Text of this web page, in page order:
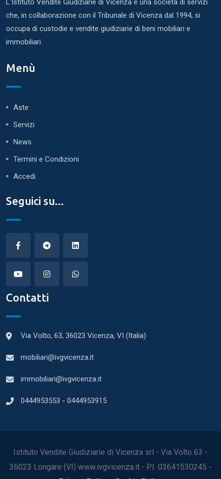
che, in collaborazione con il Tribunale di Vicenza dal 1994, si
occupa di custodie e vendite giudiziarie di beni mobiliari e
immobiliari.
Menù
Aste
Servizi
News
Termini e Condizioni
Accedi
Seguici su...
Contatti
Via Volto, 63, 36023 Vicenza, VI (Italia)
mobiliari@ivgvicenza.it
immobiliari@ivgvicenza.it
0444953553 - 0444953915
Istituto Vendite Giudiziarie di Vicenza srl - Via Volto 63 -
36023 Longare (VI) www.ivgvicenza.it - P.I. 03641530245 -